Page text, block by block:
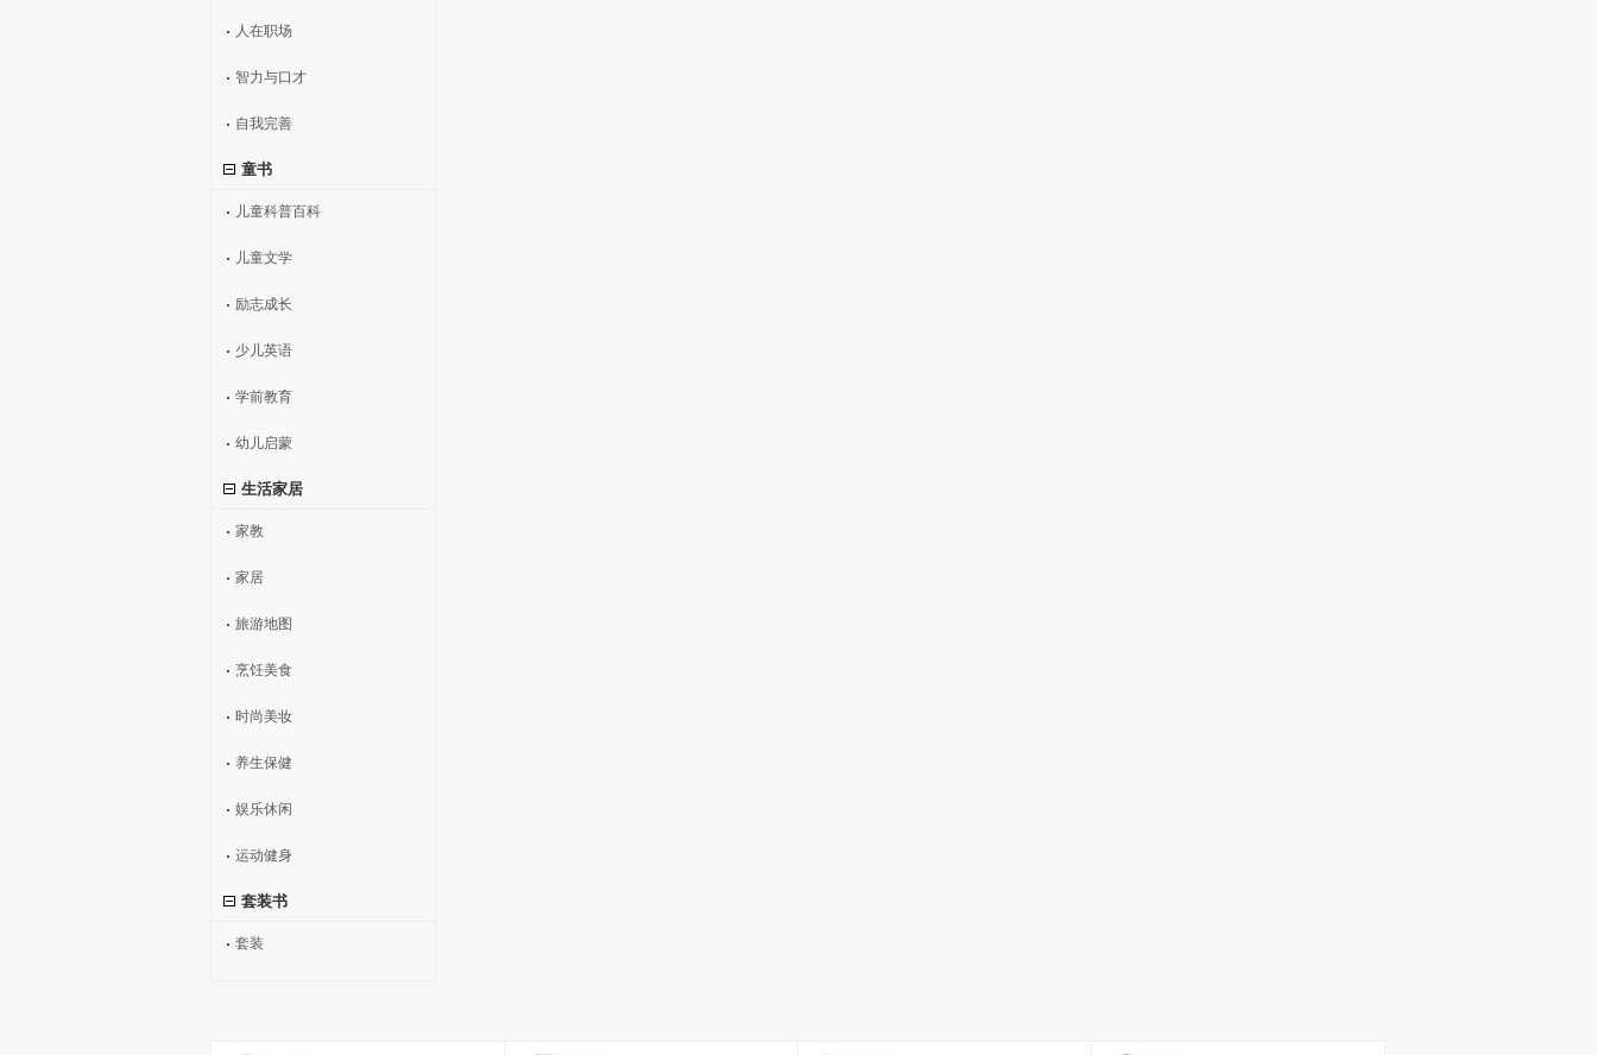
人在职场
智力与口才
自我完善
童书
儿童科普百科
儿童文学
励志成长
少儿英语
学前教育
幼儿启蒙
生活家居
家教
家居
旅游地图
烹饪美食
时尚美妆
养生保健
娱乐休闲
运动健身
套装书
套装